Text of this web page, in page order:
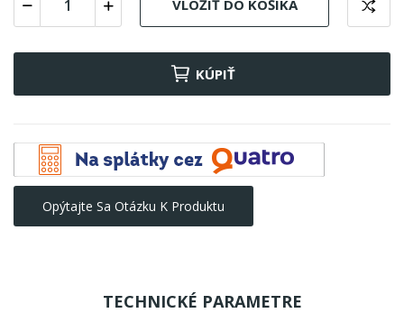
VLOŽIŤ DO KOŠÍKA
KÚPIŤ
Opýtajte Sa Otázku K Produktu
TECHNICKÉ PARAMETRE